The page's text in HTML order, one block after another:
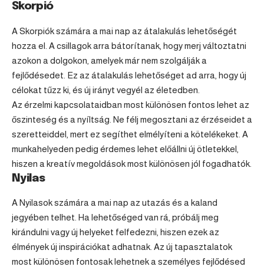
Skorpió
A Skorpiók számára a mai nap az átalakulás lehetőségét
hozza el. A csillagok arra bátorítanak, hogy merj változtatni
azokon a dolgokon, amelyek már nem szolgálják a
fejlődésedet. Ez az átalakulás lehetőséget ad arra, hogy új
célokat tűzz ki, és új irányt vegyél az életedben.
Az érzelmi kapcsolataidban most különösen fontos lehet az
őszinteség és a nyíltság. Ne félj megosztani az érzéseidet a
szeretteiddel, mert ez segíthet elmélyíteni a kötelékeket. A
munkahelyeden pedig érdemes lehet előállni új ötletekkel,
hiszen a kreatív megoldások most különösen jól fogadhatók.
Nyilas
A Nyilasok számára a mai nap az utazás és a kaland
jegyében telhet. Ha lehetőséged van rá, próbálj meg
kirándulni vagy új helyeket felfedezni, hiszen ezek az
élmények új inspirációkat adhatnak. Az új tapasztalatok
most különösen fontosak lehetnek a személyes fejlődésed